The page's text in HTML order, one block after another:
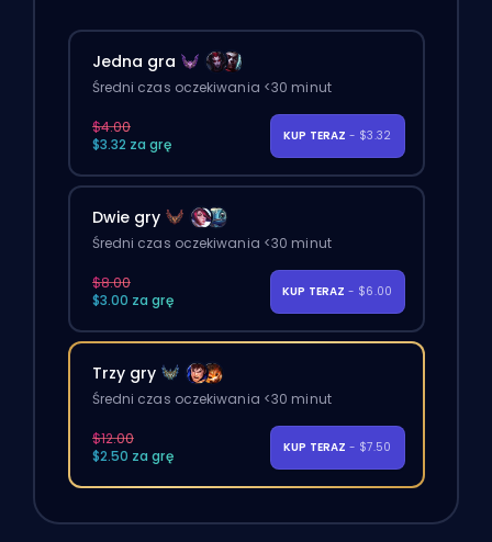
Jedna gra
Średni czas oczekiwania <30 minut
$4.00
$3.32 za grę
KUP TERAZ - $3.32
Dwie gry
Średni czas oczekiwania <30 minut
$8.00
$3.00 za grę
KUP TERAZ - $6.00
Trzy gry
Średni czas oczekiwania <30 minut
$12.00
$2.50 za grę
KUP TERAZ - $7.50